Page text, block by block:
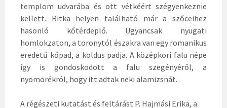
templom udvarába és ott vétkéért szégyenkeznie
kellett. Ritka helyen található már a szőceihez
hasonló kőtérdeplő. Ugyancsak nyugati
homlokzaton, a toronytól északra van egy romanikus
eredetű kőpad, a koldus padja. A középkori falu népe
így is gondoskodott a falu szegényéről, a
nyomorékról, hogy itt adtak neki alamizsnát.
A régészeti kutatást és feltárást P. Hajmási Erika, a